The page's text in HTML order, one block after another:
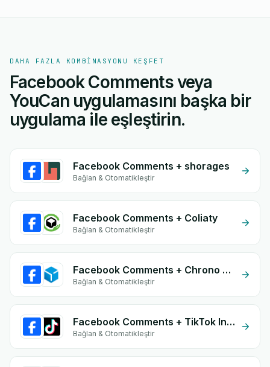
DAHA FAZLA KOMBINASYONU KEŞFET
Facebook Comments veya
YouCan uygulamasını başka bir
uygulama ile eşleştirin.
Facebook Comments + shorages
Bağlan & Otomatikleştir
Facebook Comments + Coliaty
Bağlan & Otomatikleştir
Facebook Comments + Chrono Diali
Bağlan & Otomatikleştir
Facebook Comments + TikTok Inbox
Bağlan & Otomatikleştir